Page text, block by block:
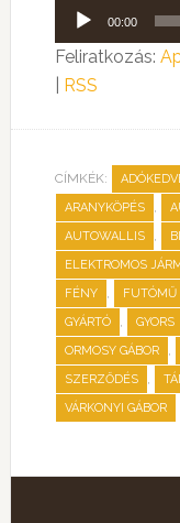
Audió
lejátszó
00:00
Feliratkozás:
RSS
CÍMKÉK:
ARANYKÖPÉS ,
AUTOWALLIS ,
ELEKTROMOS
FÉNY , FUTÓMŰ
GYÁRTÓ , GYORS
ORMOSY GÁBOR ,
SZERZŐDÉS ,
VÁRKONYI GÁBOR